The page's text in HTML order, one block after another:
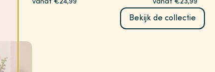
vanaf €24,99 vanaf €23,99
Bekijk de collectie